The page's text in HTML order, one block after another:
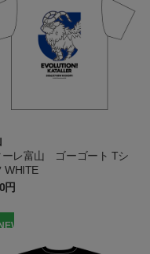
ーレ富山 ゴーゴート Tシ
WHITE
円